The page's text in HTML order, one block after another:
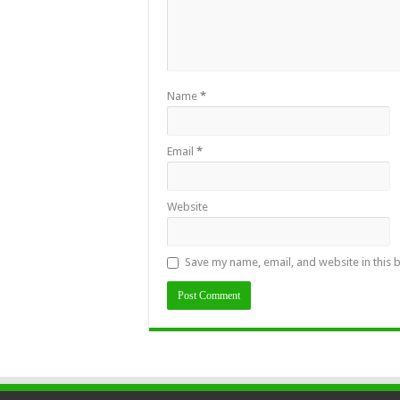
Name *
Email *
Website
Save my name, email, and website in